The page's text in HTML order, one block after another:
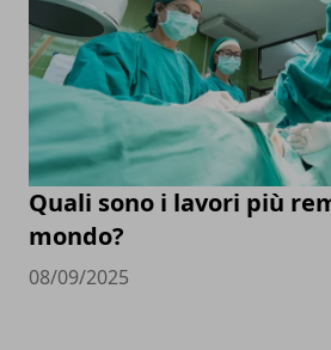
Quali sono i lavori più
mondo?
08/09/2025